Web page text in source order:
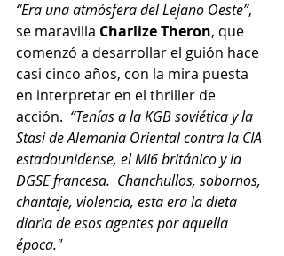
“Era una atmósfera del Lejano Oeste”,
se maravilla Charlize Theron, que
comenzó a desarrollar el guión hace
casi cinco años, con la mira puesta
en interpretar en el thriller de
acción. “Tenías a la KGB soviética y la
Stasi de Alemania Oriental contra la CIA
estadounidense, el MI6 británico y la
DGSE francesa.  Chanchullos, sobornos,
chantaje, violencia, esta era la dieta
diaria de esos agentes por aquella
época."